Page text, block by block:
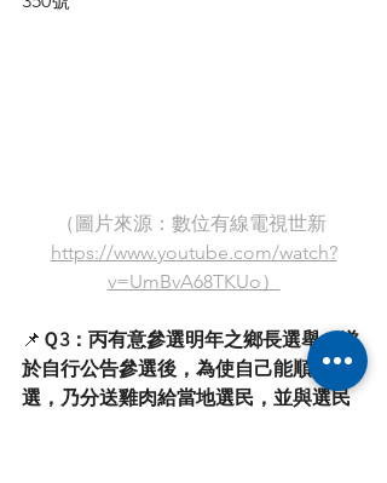
（圖片來源：數位有線電視世新
https://www.youtube.com/watch?
v=UmBvA68TKUo）
📌 Ｑ3：丙有意參選明年之鄉長選舉，遂
於自行公告參選後，為使自己能順利當
選，乃分送雞肉給當地選民，並與選民